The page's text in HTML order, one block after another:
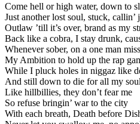
Come hell or high water, down to
Just another lost soul, stuck, callin’
Outlaw ’till it’s over, brand as my
Back like a cobra, I stay drunk,
Whenever sober, on a one man
My Ambition to hold up the rap
While I pluck holes in niggaz like
And still down to die for all my
Like hillbillies, they don’t fear me
So refuse bringin’ war to the city
With each breath, Death before